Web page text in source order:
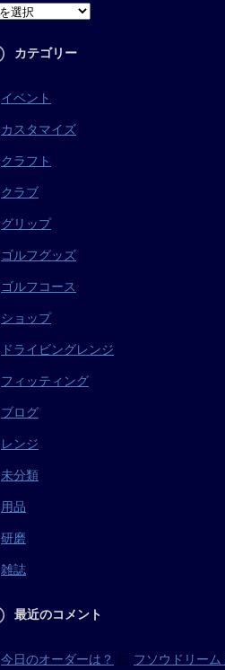
カテゴリー
イベント
カスタマイズ
クラフト
クラブ
グリップ
ゴルフグッズ
ゴルフコース
ショップ
ドライビングレンジ
フィッティング
ブログ
レンジ
未分類
用品
研磨
雑誌
最近のコメント
今日のオーダーは？ に フソウドリーム